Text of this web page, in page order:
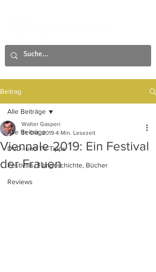
Beitrag
Alle Beiträge
DVD- und TV-Tipps
Festivals, Filmgeschichte, Bücher
Reviews
Alle Beiträge
Viennale 2019: Ein Festival
der Frauen
Walter Gasperi
31. Okt. 2019 4 Min. Lesezeit